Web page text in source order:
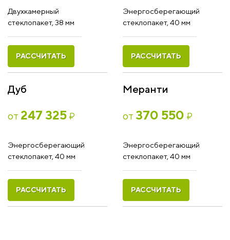
Двухкамерный
стеклопакет, 38 мм
РАССЧИТАТЬ
Энергосберегающий
стеклопакет, 40 мм
РАССЧИТАТЬ
Дуб
от 247 325 ₽
Энергосберегающий
стеклопакет, 40 мм
РАССЧИТАТЬ
Меранти
от 370 550 ₽
Энергосберегающий
стеклопакет, 40 мм
РАССЧИТАТЬ